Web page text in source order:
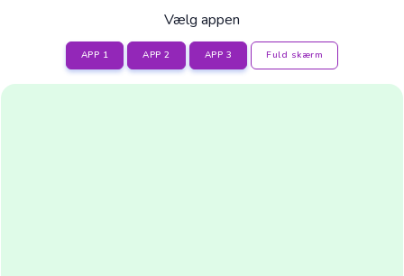
Vælg appen
APP 1 APP 2 APP 3 Fuld skærm